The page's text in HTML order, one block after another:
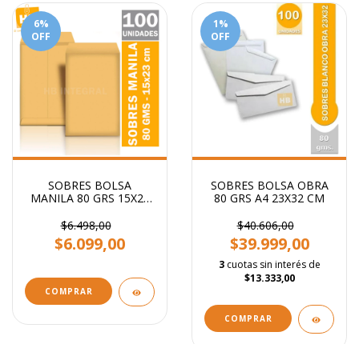
6%
OFF
SOBRES BOLSA
MANILA 80 GRS 15X23
$6.498,00
$6.099,00
COMPRAR
1%
OFF
SOBRES BOLSA OBRA
80 GRS A4 23X32 CM
$40.606,00
$39.999,00
3 cuotas sin interés de
$13.333,00
COMPRAR